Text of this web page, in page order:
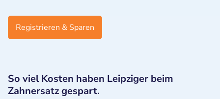
Registrieren & Sparen
So viel Kosten haben Leipziger beim
Zahnersatz gespart.